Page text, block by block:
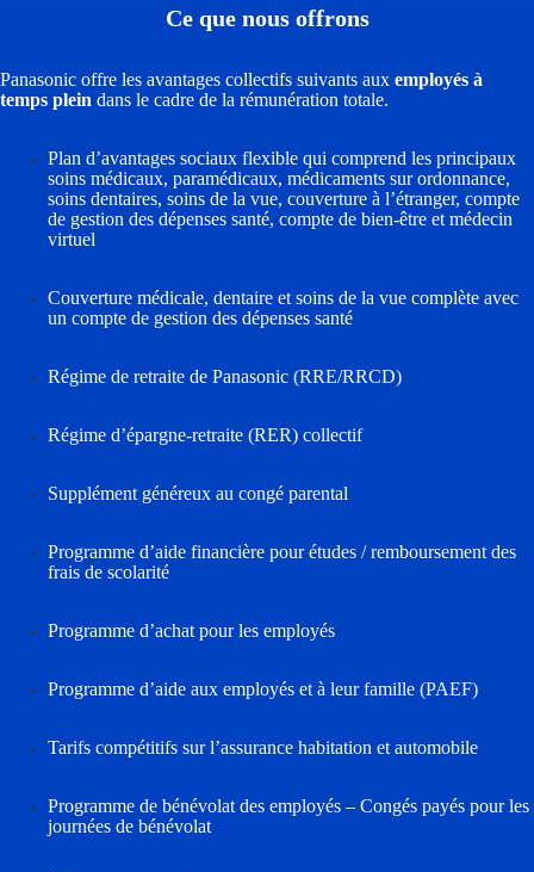
Ce que nous offrons
Panasonic offre les avantages collectifs suivants aux employés à
temps plein dans le cadre de la rémunération totale.
Plan d’avantages sociaux flexible qui comprend les principaux
soins médicaux, paramédicaux, médicaments sur ordonnance,
soins dentaires, soins de la vue, couverture à l’étranger, compte
de gestion des dépenses santé, compte de bien-être et médecin
virtuel
Couverture médicale, dentaire et soins de la vue complète avec
un compte de gestion des dépenses santé
Régime de retraite de Panasonic (RRE/RRCD)
Régime d’épargne-retraite (RER) collectif
Supplément généreux au congé parental
Programme d’aide financière pour études / remboursement des
frais de scolarité
Programme d’achat pour les employés
Programme d’aide aux employés et à leur famille (PAEF)
Tarifs compétitifs sur l’assurance habitation et automobile
Programme de bénévolat des employés – Congés payés pour les
journées de bénévolat